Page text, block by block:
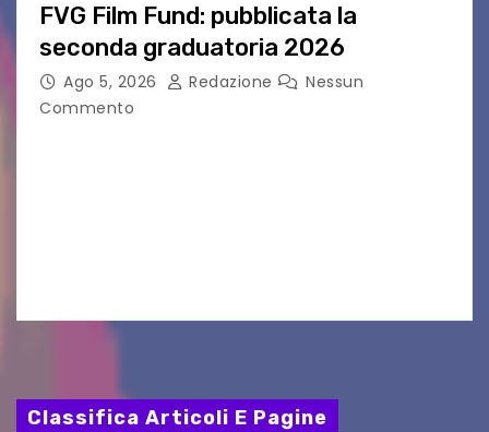
FVG Film Fund: pubblicata la
seconda graduatoria 2026
Ago 5, 2026 Redazione
Nessun
Commento
Classifica Articoli E Pagine